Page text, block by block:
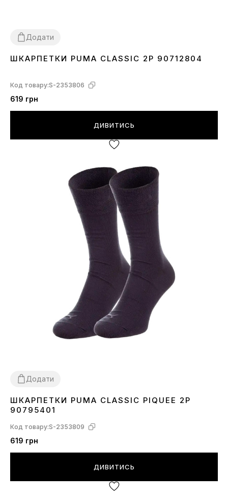
Додати
30-34 39-4243-46
ШКАРПЕТКИ PUMA CLASSIC 2P 90712804
Код товару:S-2353806
619 грн
ДИВИТИСЬ
Додати
30-34 39-4243-46
ШКАРПЕТКИ PUMA CLASSIC PIQUEE 2P
90795401
Код товару:S-2353809
619 грн
ДИВИТИСЬ